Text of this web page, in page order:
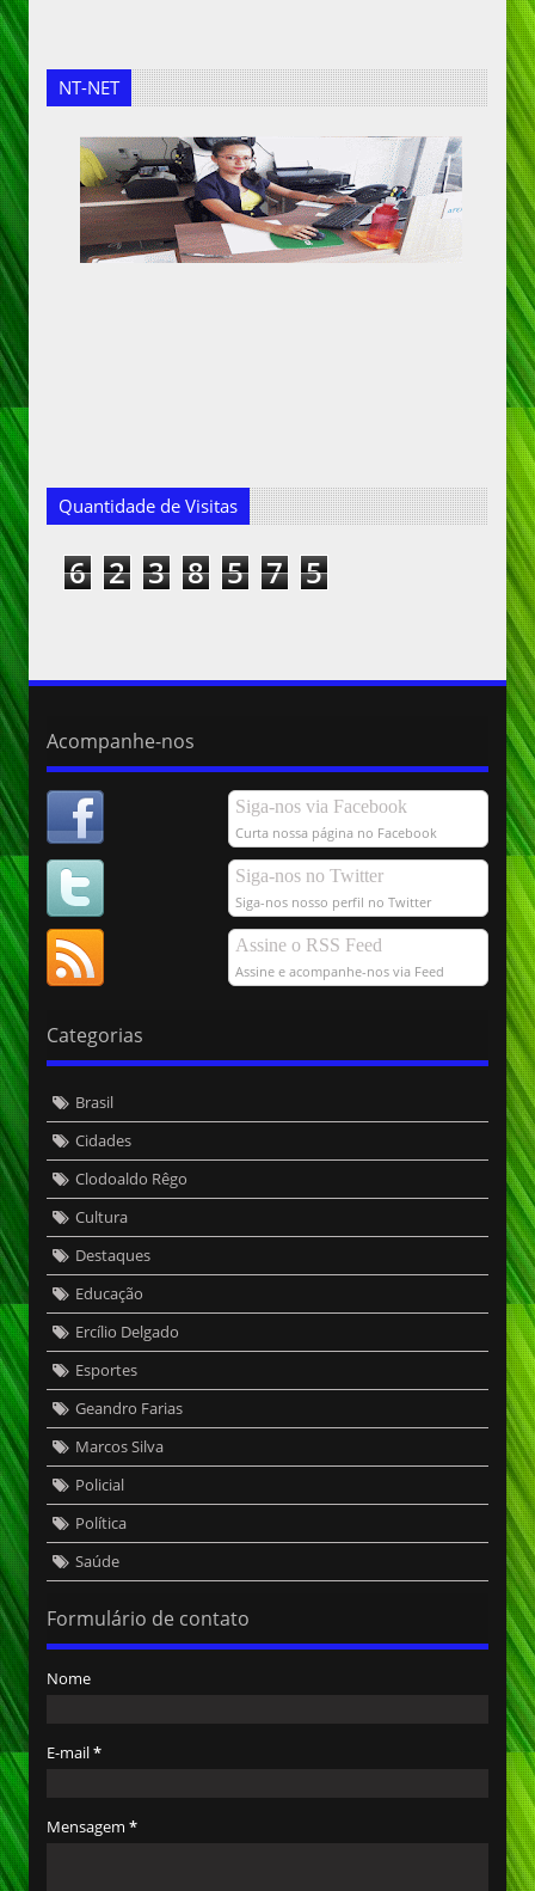
NT-NET
Quantidade de Visitas
6 2 3 8 5 7 5
Acompanhe-nos
Siga-nos via Facebook
Curta nossa página no Facebook
Siga-nos no Twitter
Siga-nos nosso perfil no Twitter
Assine o RSS Feed
Assine e acompanhe-nos via Feed
Categorias
Brasil
Cidades
Clodoaldo Rêgo
Cultura
Destaques
Educação
Ercílio Delgado
Esportes
Geandro Farias
Marcos Silva
Policial
Política
Saúde
Formulário de contato
Nome
E-mail*
Mensagem *